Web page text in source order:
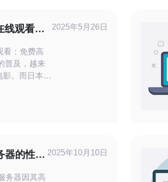
线观看：
看：免费高
影。而日本私
2025年5月26日
器的性能 2025年10月10日